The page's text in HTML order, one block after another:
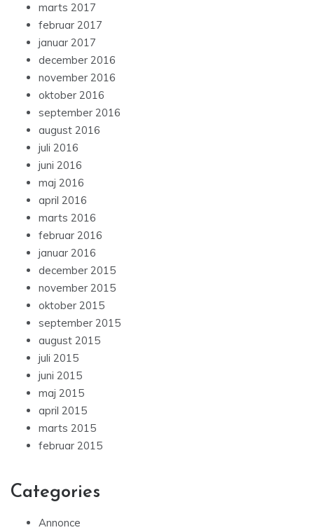
marts 2017
februar 2017
januar 2017
december 2016
november 2016
oktober 2016
september 2016
august 2016
juli 2016
juni 2016
maj 2016
april 2016
marts 2016
februar 2016
januar 2016
december 2015
november 2015
oktober 2015
september 2015
august 2015
juli 2015
juni 2015
maj 2015
april 2015
marts 2015
februar 2015
Categories
Annonce